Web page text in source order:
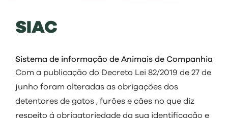
viver
investir
balcão digital
SIAC
Sistema de informação de Animais de Companhia
Com a publicação do Decreto Lei 82/2019 de 27 de
junho foram alteradas as obrigações dos
detentores de gatos , furões e cães no que diz
respeito á obrigatoriedade da sua identificação e